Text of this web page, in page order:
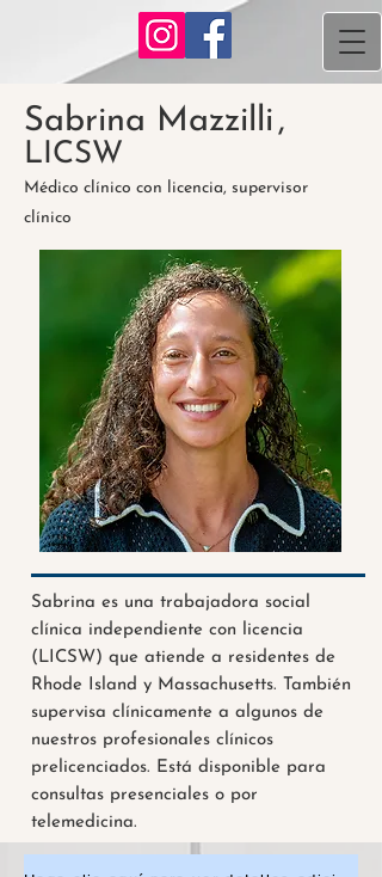
Sabrina Mazzilli ,
LICSW
Médico clínico con licencia, supervisor
clínico
Sabrina es una trabajadora social
clínica independiente con licencia
(LICSW) que atiende a residentes de
Rhode Island y Massachusetts. También
supervisa clínicamente a algunos de
nuestros profesionales clínicos
prelicenciados. Está disponible para
consultas presenciales o por
telemedicina.